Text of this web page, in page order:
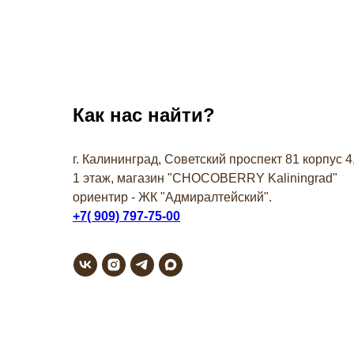
Как нас найти?
г. Калининград, Советский проспект 81 корпус
1 этаж, магазин "СHOCOBERRY Kaliningrad"
ориентир - ЖК "Адмиралтейский".
+7( 909) 797-75-00